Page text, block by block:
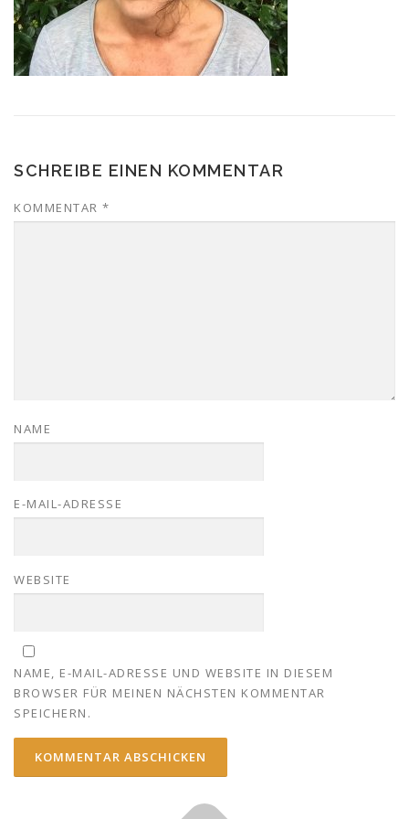
SCHREIBE EINEN KOMMENTAR
KOMMENTAR *
NAME
E-MAIL-ADRESSE
WEBSITE
NAME, E-MAIL-ADRESSE UND WEBSITE IN DIESEM
BROWSER FÜR MEINEN NÄCHSTEN KOMMENTAR
SPEICHERN.